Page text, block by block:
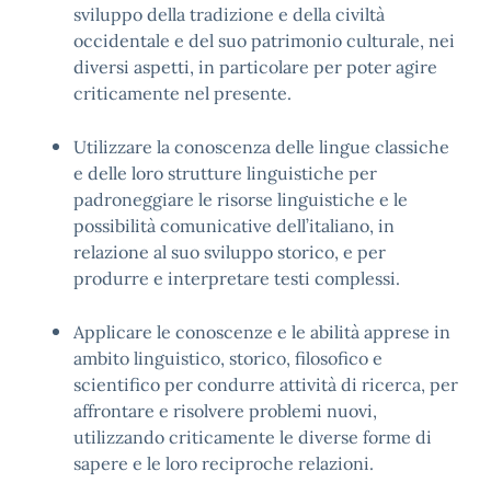
sviluppo della tradizione e della civiltà
occidentale e del suo patrimonio culturale, nei
diversi aspetti, in particolare per poter agire
criticamente nel presente.
Utilizzare la conoscenza delle lingue classiche
e delle loro strutture linguistiche per
padroneggiare le risorse linguistiche e le
possibilità comunicative dell’italiano, in
relazione al suo sviluppo storico, e per
produrre e interpretare testi complessi.
Applicare le conoscenze e le abilità apprese in
ambito linguistico, storico, filosofico e
scientifico per condurre attività di ricerca, per
affrontare e risolvere problemi nuovi,
utilizzando criticamente le diverse forme di
sapere e le loro reciproche relazioni.